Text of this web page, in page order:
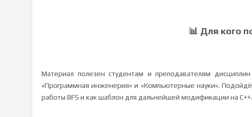
📊 Для кого
Материал полезен студентам и преподавателям
«Программная инженерия» и «Компьютерные науки».
работы BFS и как шаблон для дальнейшей модификации на C++.